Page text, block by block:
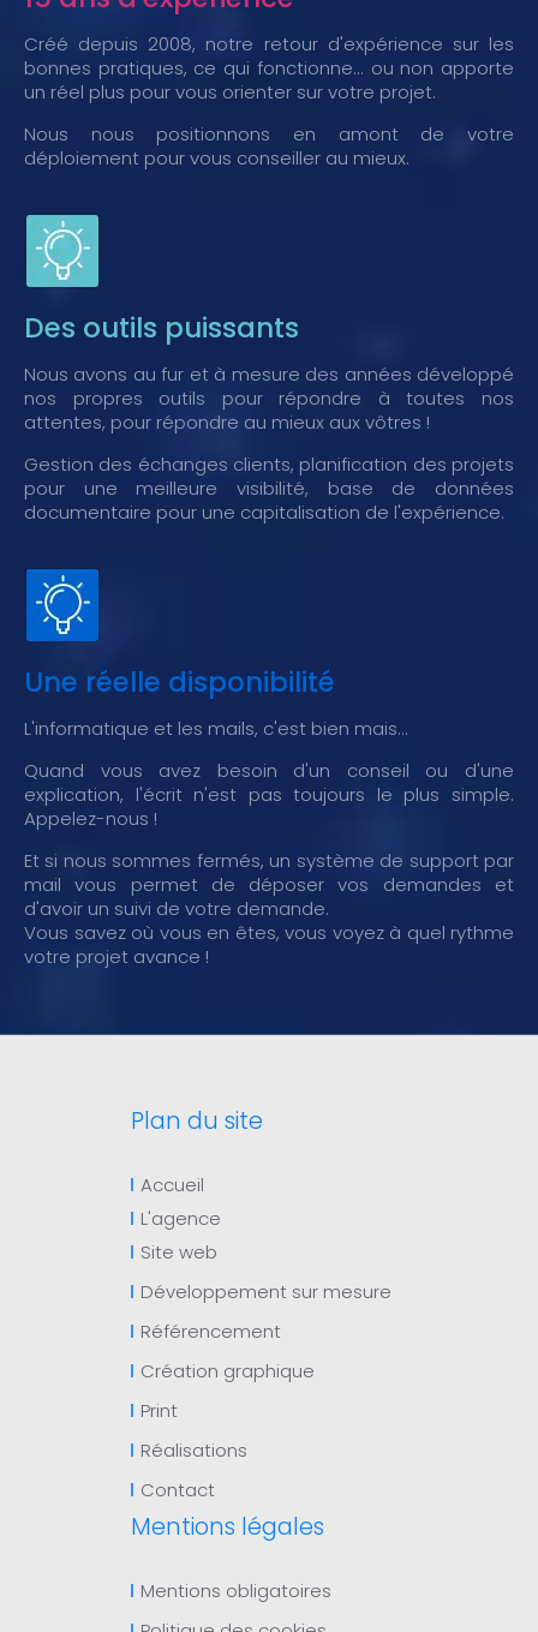
Créé depuis 2008, notre retour d'expérience sur les
bonnes pratiques, ce qui fonctionne... ou non apporte
un réel plus pour vous orienter sur votre projet.
Nous nous positionnons en amont de votre
déploiement pour vous conseiller au mieux.
Des outils puissants
Nous avons au fur et à mesure des années développé
nos propres outils pour répondre à toutes nos
attentes, pour répondre au mieux aux vôtres !
Gestion des échanges clients, planification des projets
pour une meilleure visibilité, base de données
documentaire pour une capitalisation de l'expérience.
Une réelle disponibilité
L'informatique et les mails, c'est bien mais...
Quand vous avez besoin d'un conseil ou d'une
explication, l'écrit n'est pas toujours le plus simple.
Appelez-nous !
Et si nous sommes fermés, un système de support par
mail vous permet de déposer vos demandes et
d'avoir un suivi de votre demande.
Vous savez où vous en êtes, vous voyez à quel rythme
votre projet avance !
Plan du site
Accueil
L'agence
Site web
Développement sur mesure
Référencement
Création graphique
Print
Réalisations
Contact
Mentions légales
Mentions obligatoires